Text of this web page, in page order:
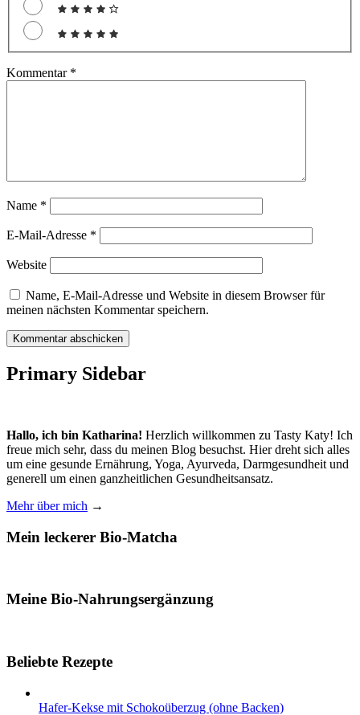
Kommentar *
Name *
E-Mail-Adresse *
Website
Name, E-Mail-Adresse und Website in diesem Browser für
meinen nächsten Kommentar speichern.
Primary Sidebar
Hallo, ich bin Katharina! Herzlich willkommen zu Tasty Katy! Ich
freue mich sehr, dass du meinen Blog besuchst. Hier dreht sich alles
um eine gesunde Ernährung, Yoga, Ayurveda, Darmgesundheit und
generell um einen ganzheitlichen Gesundheitsansatz.
Mehr über mich →
Mein leckerer Bio-Matcha
Meine Bio-Nahrungsergänzung
Beliebte Rezepte
Hafer-Kekse mit Schokoüberzug (ohne Backen)